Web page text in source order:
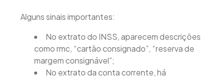
Alguns sinais importantes:
No extrato do INSS, aparecem descrições
como rmc, “cartão consignado”, “reserva de
margem consignável”;
No extrato da conta corrente, há